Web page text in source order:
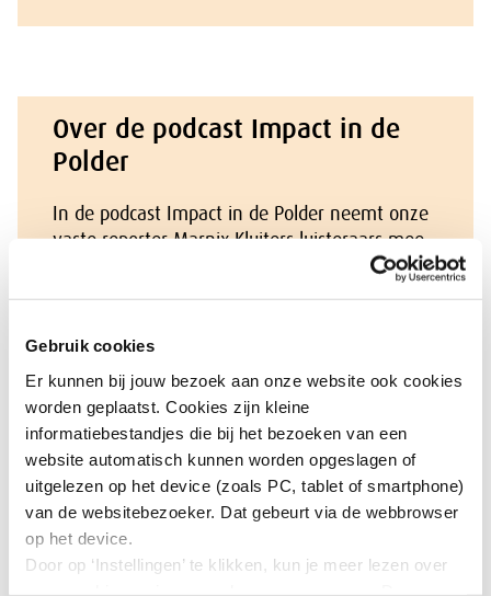
Gebruik cookies
Er kunnen bij jouw bezoek aan onze website ook cookies
worden geplaatst. Cookies zijn kleine
informatiebestandjes die bij het bezoeken van een
website automatisch kunnen worden opgeslagen of
uitgelezen op het device (zoals PC, tablet of smartphone)
van de websitebezoeker. Dat gebeurt via de webbrowser
op het device.
Door op ‘Instellingen’ te klikken, kun je meer lezen over
Over de podcast Impact in de
Polder
In de podcast Impact in de Polder neemt onze
vaste reporter Marnix Kluiters luisteraars mee
advies waar de SER aan werkt of recent is
uitgebracht. Met als insteek: wat is de
urgentie, hoe zien context en perspectieven in
het veld eruit en hoe gaat de SER te werk?
Over Marnix Kluiters
Marnix heeft een passie om diepgang op een
inspirerende manier toegankelijk te maken